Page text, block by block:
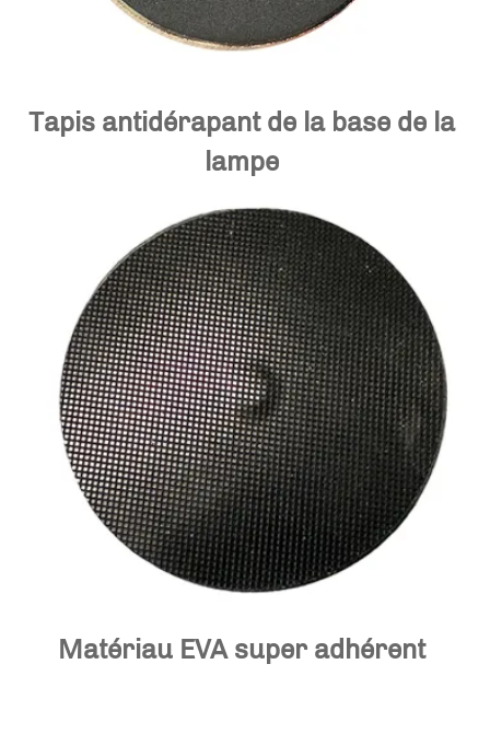
Tapis antidérapant de la base de la
lampe
Matériau EVA super adhérent